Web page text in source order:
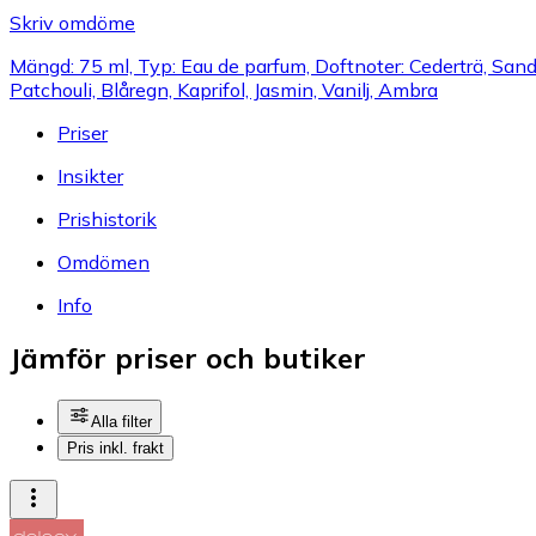
Skriv omdöme
Mängd: 75 ml, Typ: Eau de parfum, Doftnoter: Cederträ,
Patchouli, Blåregn, Kaprifol, Jasmin, Vanilj, Ambra
Priser
Insikter
Prishistorik
Omdömen
Info
Jämför priser och butiker
Alla filter
Pris inkl. frakt